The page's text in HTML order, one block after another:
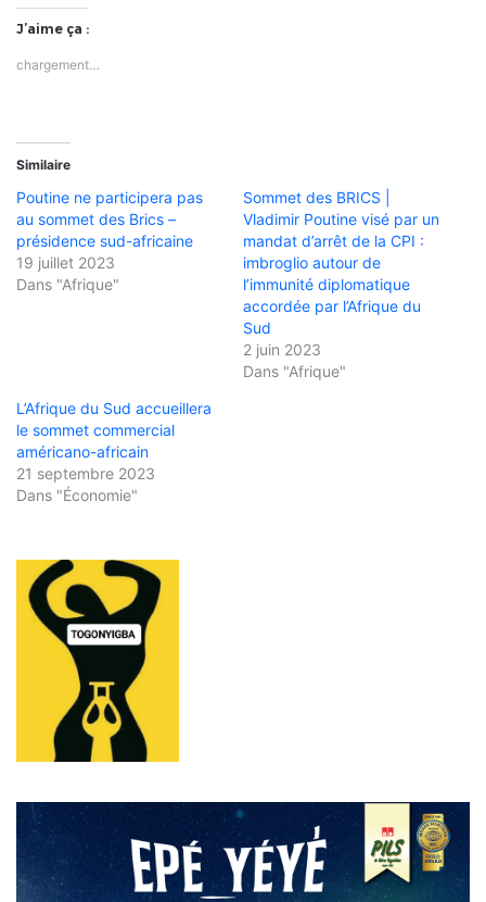
J’aime ça :
chargement…
Similaire
Poutine ne participera pas
au sommet des Brics –
présidence sud-africaine
19 juillet 2023
Dans "Afrique"
Sommet des BRICS |
Vladimir Poutine visé par un
mandat d’arrêt de la CPI :
imbroglio autour de
l’immunité diplomatique
accordée par l’Afrique du
Sud
2 juin 2023
Dans "Afrique"
L’Afrique du Sud accueillera
le sommet commercial
américano-africain
21 septembre 2023
Dans "Économie"